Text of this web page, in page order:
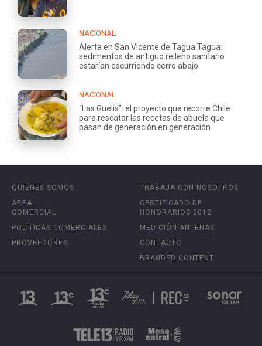
NACIONAL
Alerta en San Vicente de Tagua Tagua:
sedimentos de antiguo relleno sanitario
estarían escurriendo cerro abajo
NACIONAL
“Las Guelis”: el proyecto que recorre Chile
para rescatar las recetas de abuela que
pasan de generación en generación
QUIÉNES SOMOS
ÁREA
COMERCIAL
POLÍTICAS COMERCIALES
PROVEEDORES
TRABAJA CON NOSOTROS
CERTIFICADO DE
HONORARIOS 2012
MEDICIÓN ANTENAS
CONTACTO
BRANDED CONTENT